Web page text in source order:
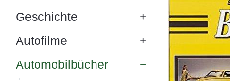
Geschichte
Autofilme
Automobilbücher